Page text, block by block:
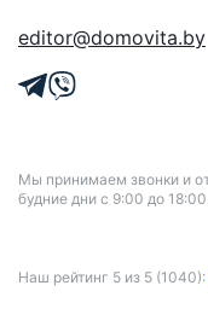
editor@domovita.by
Мы принимаем звонки и
будние дни с 9:00 до
Наш рейтинг 5 из 5 (1040):